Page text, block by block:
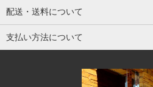
配送・送料について
支払い方法について